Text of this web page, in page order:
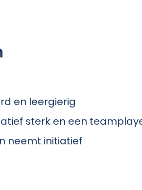
en leergierig
sterk en een
neemt initiatief